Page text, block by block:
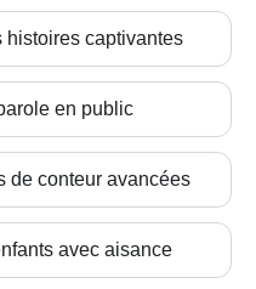
histoires captivantes
en public
de conteur avancées
avec aisance